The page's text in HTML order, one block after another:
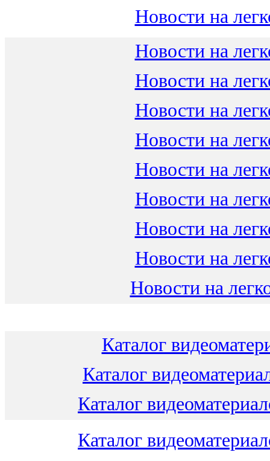
Новости на
Новости на
Новости на
Новости на
Новости на
Новости на
Новости на
Новости на
Новости на
Новости на
Каталог
Каталог
Каталог
Каталог